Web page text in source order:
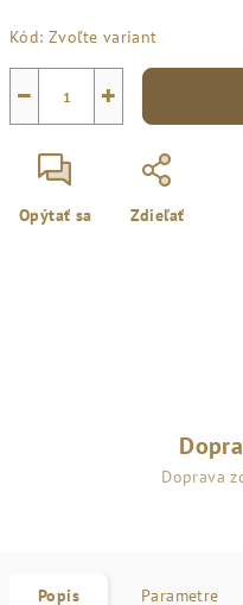
cena:
Kód: Zvoľte variant
+
−
Opýtať sa Zdieľať
Doprava
Popis Parametre